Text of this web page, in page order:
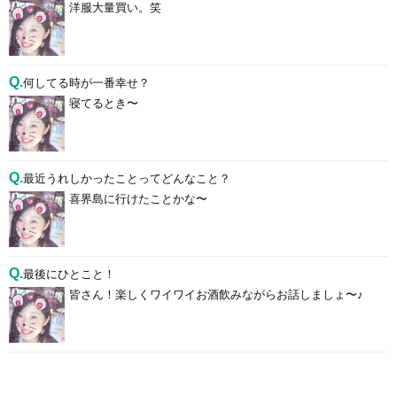
洋服大量買い。笑
Q.何してる時が一番幸せ？
寝てるとき〜
Q.最近うれしかったことってどんなこと？
喜界島に行けたことかな〜
Q.最後にひとこと！
皆さん！楽しくワイワイお酒飲みながらお話しましょ〜♪